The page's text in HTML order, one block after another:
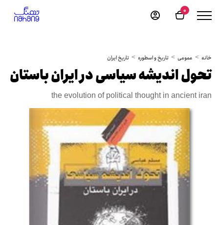
0
خانه عمومی تاریخ و اسطوره تاریخ ایران
تحول اندیشه سیاسی در ایران باستان
the evolution of political thought in ancient iran